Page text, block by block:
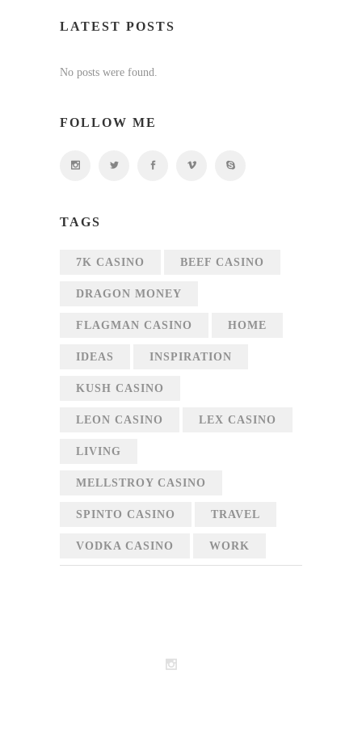
LATEST POSTS
No posts were found.
FOLLOW ME
TAGS
7K CASINO BEEF CASINO
DRAGON MONEY
FLAGMAN CASINO HOME
IDEAS INSPIRATION
KUSH CASINO
LEON CASINO LEX CASINO
LIVING
MELLSTROY CASINO
SPINTO CASINO TRAVEL
VODKA CASINO WORK